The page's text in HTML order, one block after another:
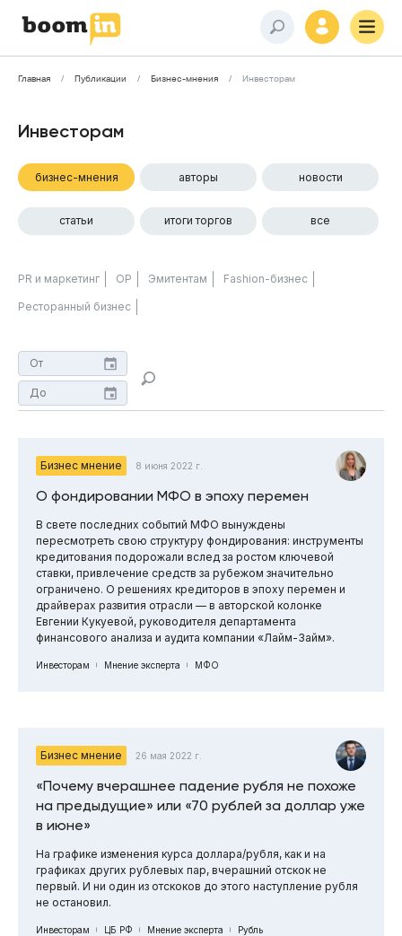
Главная Публикации Бизнес-мнения Инвесторам
Инвесторам
бизнес-мнения авторы новости
статьи итоги торгов все
PR и маркетинг ОР Эмитентам Fashion-бизнес
Ресторанный бизнес
Бизнес мнение 8 июня 2022 г.
О фондировании МФО в эпоху перемен
В свете последних событий МФО вынуждены
пересмотреть свою структуру фондирования: инструменты
кредитования подорожали вслед за ростом ключевой
ставки, привлечение средств за рубежом значительно
ограничено. О решениях кредиторов в эпоху перемен и
драйверах развития отрасли — в авторской колонке
Евгении Кукуевой, руководителя департамента
финансового анализа и аудита компании «Лайм-Займ».
Инвесторам Мнение эксперта МФО
Бизнес мнение 26 мая 2022 г.
«Почему вчерашнее падение рубля не похоже
на предыдущие» или «70 рублей за доллар уже
в июне»
На графике изменения курса доллара/рубля, как и на
графиках других рублевых пар, вчерашний отскок не
первый. И ни один из отскоков до этого наступление рубля
не остановил.
Инвесторам ЦБ РФ Мнение эксперта Рубль